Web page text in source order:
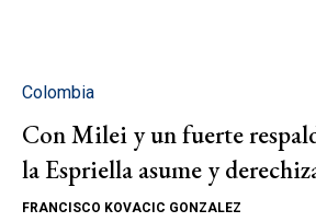
Colombia
Con Milei y un fuerte
la Espriella asume y
FRANCISCO KOVACIC GONZALEZ